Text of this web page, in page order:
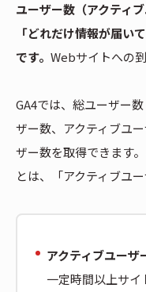
ユーザー数（アクティ
「どれだけ情報が届い
です。 Webサイトへの
GA4では、総ユーザー
ザー数、アクティブユ
ザー数を取得できます
とは、「アクティブユ
アクティブユーザ
一定時間以上サ